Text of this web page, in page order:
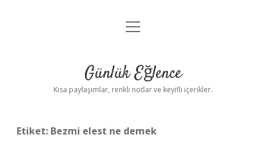
Anasayfa
Yasal Uyarı
menüyü
Günlük Eğlence
Kısa paylaşımlar, renkli notlar ve keyifli içerikler.
Etiket: Bezmi elest ne demek